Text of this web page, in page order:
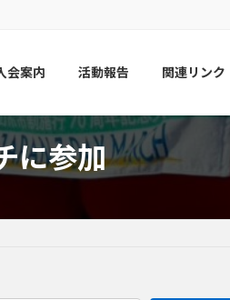
会案内 活動報告 関連リンク
に参加